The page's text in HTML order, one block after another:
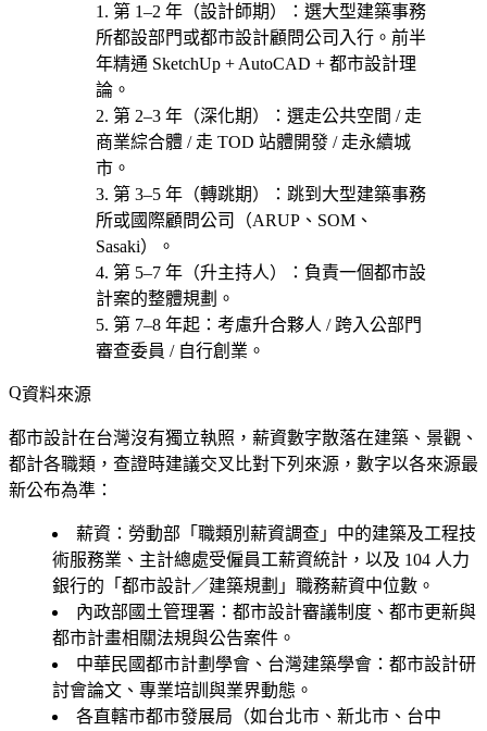
第 1–2 年（設計師期） ：選大型建築事務
所都設部門或都市設計顧問公司 入行。前半
年精通 SketchUp + AutoCAD + 都市設計理
論。
第 2–3 年（深化期）
：選走公共空間 / 走
商業綜合體 / 走 TOD 站體開發 / 走永續城
市 。
第 3–5 年（轉跳期）
：跳到大型建築事務
所或國際顧問公司（ARUP、SOM、
Sasaki）。
第 5–7 年（升主持人）
：負責一個都市設
計案的整體規劃。
第 7–8 年起 ：考慮升合夥人 / 跨入公部門
審查委員 / 自行創業 。
資料來源
都市設計在台灣沒有獨立執照，薪資數字散落在建築、景觀、
都計各職類，查證時建議交叉比對下列來源，數字以各來源最
新公布為準：
薪資 ：勞動部「職類別薪資調查」中的建築及工程技
術服務業、主計總處受僱員工薪資統計，以及 104 人力
銀行的「都市設計／建築規劃」職務薪資中位數。
內政部國土管理署 ：都市設計審議制度、都市更新與
都市計畫相關法規與公告案件。
中華民國都市計劃學會、台灣建築學會 ：都市設計研
討會論文、專業培訓與業界動態。
各直轄市都市發展局（如台北市、新北市、台中